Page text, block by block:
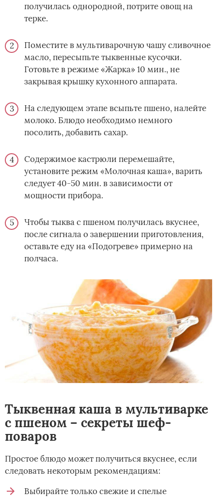
получилась однородной, потрите овощ на
терке.
Поместите в мультиварочную чашу сливочное
масло, пересыпьте тыквенные кусочки.
Готовьте в режиме «Жарка» 10 мин., не
закрывая крышку кухонного аппарата.
На следующем этапе всыпьте пшено, налейте
молоко. Блюдо необходимо немного
посолить, добавить сахар.
Содержимое кастрюли перемешайте,
установите режим «Молочная каша», варить
следует 40-50 мин. в зависимости от
мощности прибора.
Чтобы тыква с пшеном получилась вкуснее,
после сигнала о завершении приготовления,
оставьте еду на «Подогреве» примерно на
полчаса.
Тыквенная каша в мультиварке
с пшеном – секреты шеф-
поваров
Простое блюдо может получиться вкуснее, если
следовать некоторым рекомендациям:
Выбирайте только свежие и спелые